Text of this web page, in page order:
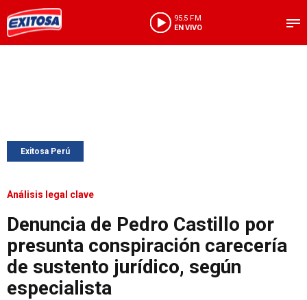
95.5 FM
EN VIVO
Exitosa Perú
Análisis legal clave
Denuncia de Pedro Castillo por
presunta conspiración carecería
de sustento jurídico, según
especialista